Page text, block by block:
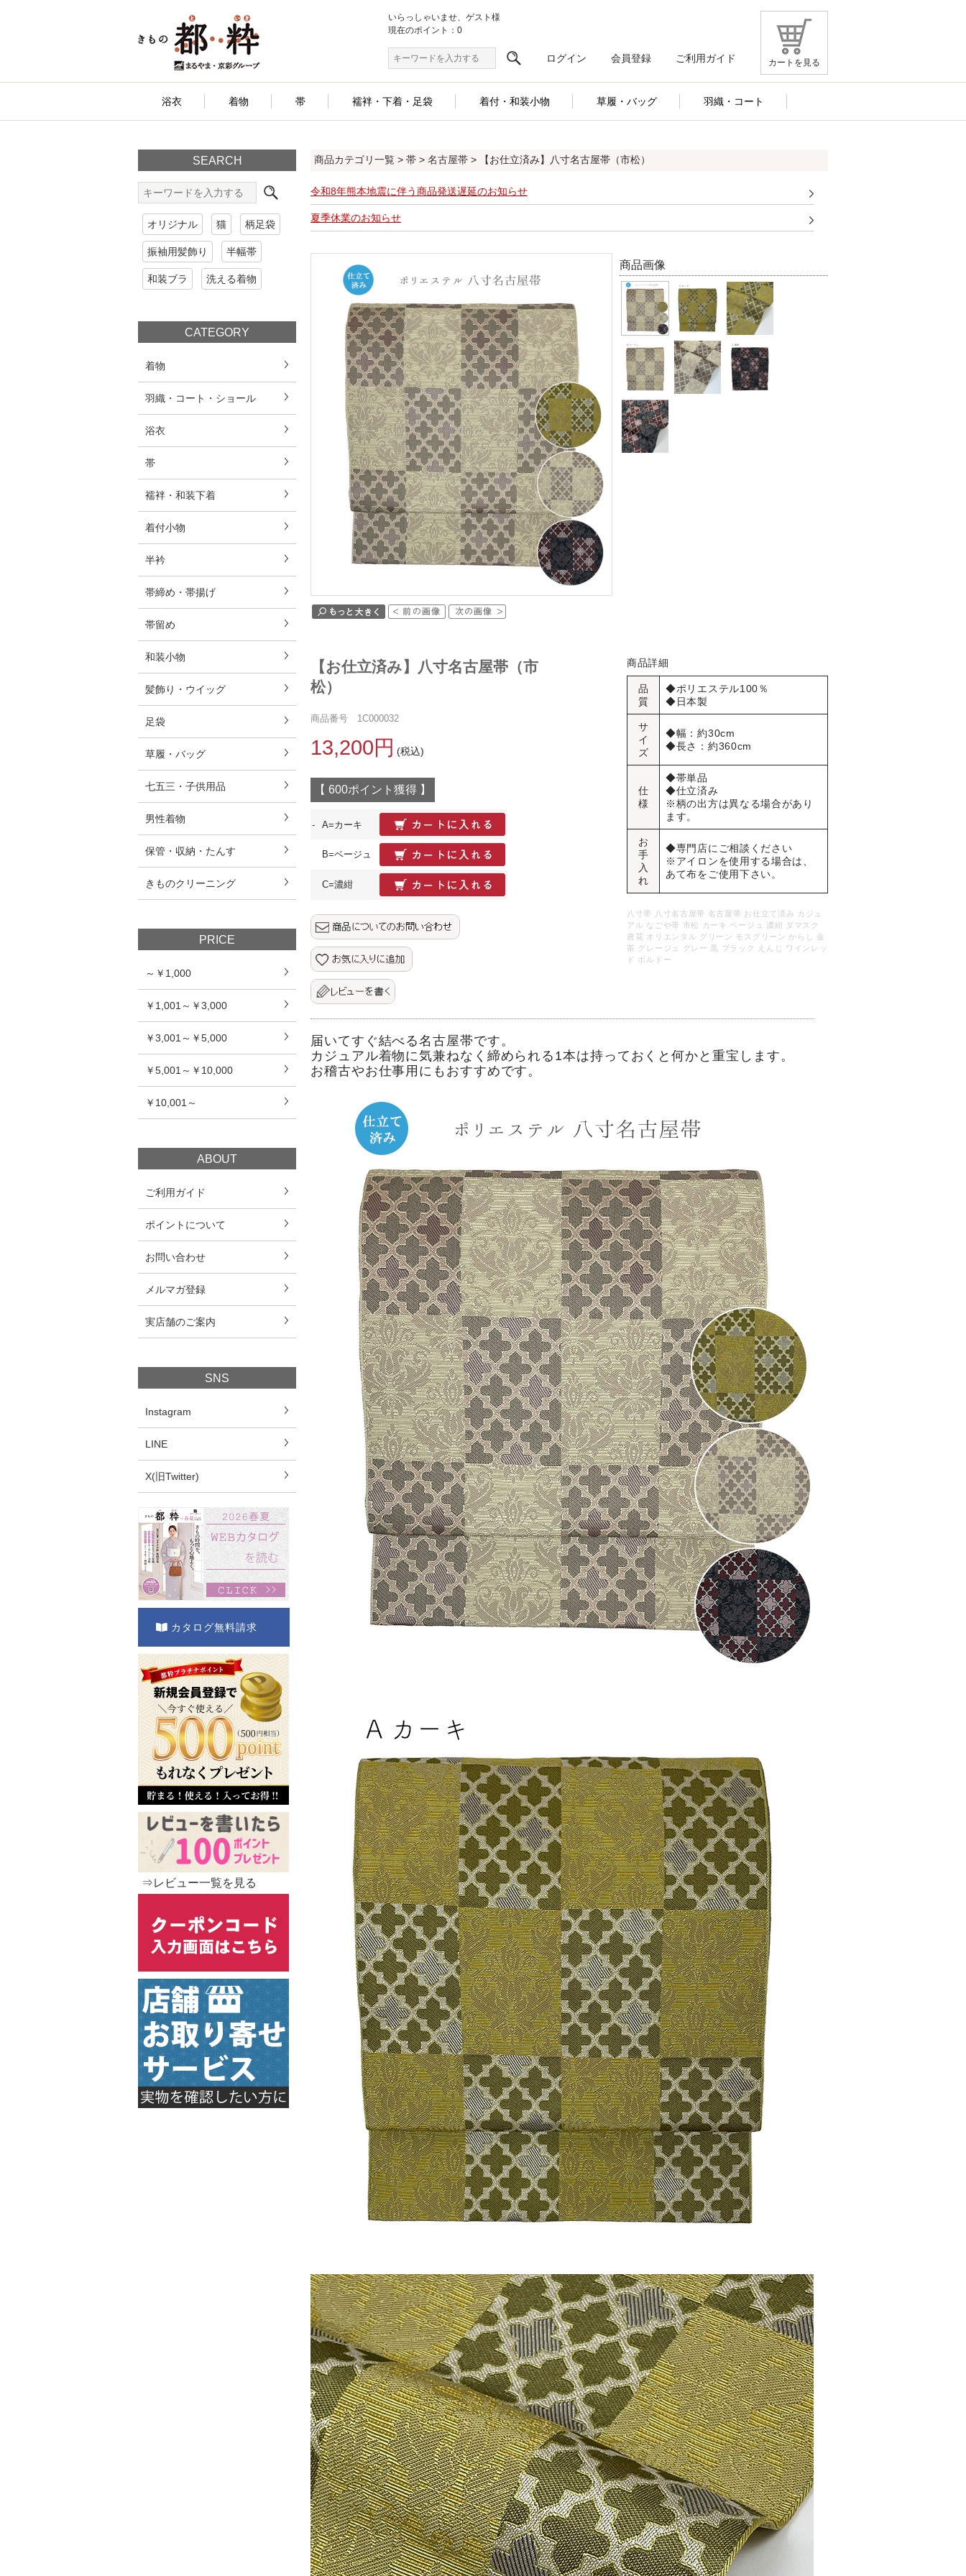
カートを見る
いらっしゃいませ、ゲスト様
現在のポイント：0
ログイン 会員登録 ご利用ガイド
浴衣 着物 帯 襦袢・下着・足袋 着付・和装小物 草履・バッグ 羽織・コート
SEARCH
オリジナル 猫 柄足袋
振袖用髪飾り 半幅帯
和装ブラ 洗える着物
CATEGORY
着物
羽織・コート・ショール
浴衣
帯
襦袢・和装下着
着付小物
半衿
帯締め・帯揚げ
帯留め
和装小物
髪飾り・ウイッグ
足袋
草履・バッグ
七五三・子供用品
男性着物
保管・収納・たんす
きものクリーニング
PRICE
～￥1,000
￥1,001～￥3,000
￥3,001～￥5,000
￥5,001～￥10,000
￥10,001～
ABOUT
ご利用ガイド
ポイントについて
お問い合わせ
メルマガ登録
実店舗のご案内
SNS
Instagram
LINE
X(旧Twitter)
カタログ無料請求
⇒レビュー一覧を見る
商品カテゴリ一覧 > 帯 > 名古屋帯 > 【お仕立済み】八寸名古屋帯（市松）
令和8年熊本地震に伴う商品発送遅延のお知らせ
夏季休業のお知らせ
商品画像
商品詳細
品
質
◆ポリエステル100％
◆日本製
サ
イ
ズ
◆幅：約30cm
◆長さ：約360cm
仕
様
◆帯単品
◆仕立済み
※柄の出方は異なる場合があり
ます。
お
手
入
れ
◆専門店にご相談ください
※アイロンを使用する場合は、
あて布をご使用下さい。
八寸帯 八寸名古屋帯 名古屋帯 お仕立て済み カジュ
アル なごや帯 市松 カーキ ベージュ 濃紺 ダマスク
唐花 オリエンタル グリーン モスグリーン からし 金
茶 グレージュ グレー 黒 ブラック えんじ ワインレッ
ド ボルドー
【お仕立済み】八寸名古屋帯（市
松）
商品番号 1C000032
13,200円 (税込)
【 600ポイント獲得 】
- A=カーキ
B=ベージュ
C=濃紺
届いてすぐ結べる名古屋帯です。
カジュアル着物に気兼ねなく締められる1本は持っておくと何かと重宝します。
お稽古やお仕事用にもおすすめです。